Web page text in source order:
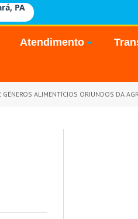
PA
Atendimento
ORIUNDOS DA AGRICULTURA FAMILIAR E DO